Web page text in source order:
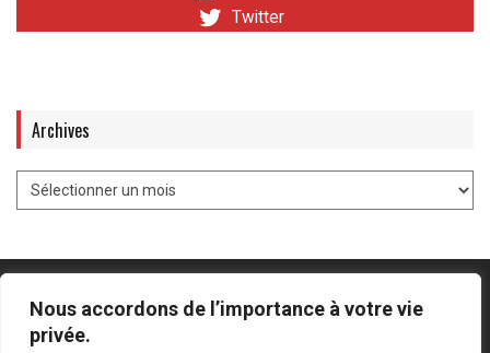
Nous accordons de l’importance à votre vie
privée.
Twitter
Archives